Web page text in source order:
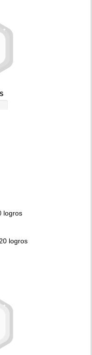
logros
logros